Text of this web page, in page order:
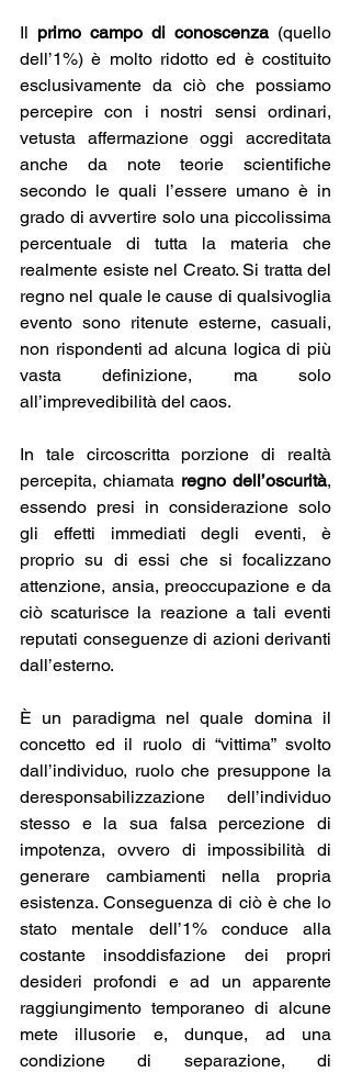
Il primo campo di conoscenza (quello
dell’1%) è molto ridotto ed è costituito
esclusivamente da ciò che possiamo
percepire con i nostri sensi ordinari,
vetusta affermazione oggi accreditata
anche da note teorie scientifiche
secondo le quali l’essere umano è in
grado di avvertire solo una piccolissima
percentuale di tutta la materia che
realmente esiste nel Creato. Si tratta del
regno nel quale le cause di qualsivoglia
evento sono ritenute esterne, casuali,
non rispondenti ad alcuna logica di più
vasta definizione, ma solo
all’imprevedibilità del caos.
In tale circoscritta porzione di realtà
percepita, chiamata regno dell’oscurità,
essendo presi in considerazione solo
gli effetti immediati degli eventi, è
proprio su di essi che si focalizzano
attenzione, ansia, preoccupazione e da
ciò scaturisce la reazione a tali eventi
reputati conseguenze di azioni derivanti
dall’esterno.
È un paradigma nel quale domina il
concetto ed il ruolo di “vittima” svolto
dall’individuo, ruolo che presuppone la
deresponsabilizzazione dell’individuo
stesso e la sua falsa percezione di
impotenza, ovvero di impossibilità di
generare cambiamenti nella propria
esistenza. Conseguenza di ciò è che lo
stato mentale dell’1% conduce alla
costante insoddisfazione dei propri
desideri profondi e ad un apparente
raggiungimento temporaneo di alcune
mete illusorie e, dunque, ad una
condizione di separazione, di